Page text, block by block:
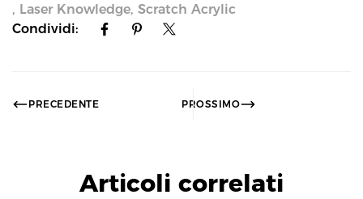
, Laser Knowledge, Scratch Acrylic
Condividi:
PRECEDENTE PROSSIMO
Articoli correlati